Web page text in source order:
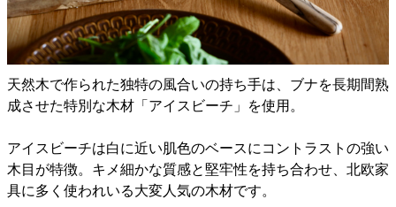
天然木で作られた独特の風合いの持ち手は、ブナを長期間熟
成させた特別な木材「アイスビーチ」を使用。
アイスビーチは白に近い肌色のベースにコントラストの強い
木目が特徴。キメ細かな質感と堅牢性を持ち合わせ、北欧家
具に多く使われいる大変人気の木材です。